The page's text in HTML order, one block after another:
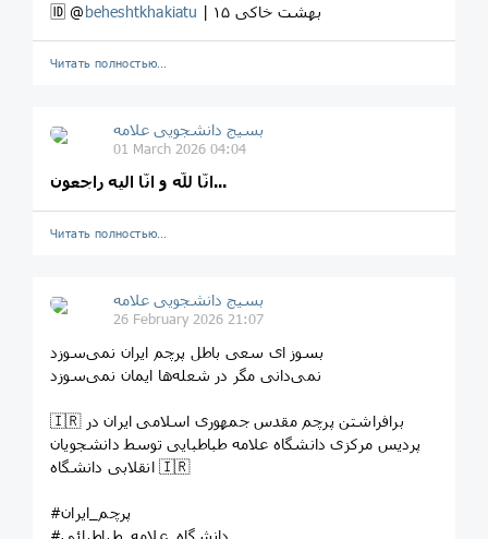
🆔 @beheshtkhakiatu | بهشت خاکی ۱۵
Читать полностью…
بسیج دانشجویی علامه
01 March 2026 04:04
انّا للّه و انّا الیه راجعون...
Читать полностью…
بسیج دانشجویی علامه
26 February 2026 21:07
بسوز ای سعی باطل پرچم ایران نمی‌سوزد
نمی‌دانی مگر در شعله‌ها ایمان نمی‌سوزد
🇮🇷 برافراشتن پرچم مقدس جمهوری اسلامی ایران در
پردیس مرکزی دانشگاه علامه طباطبایی توسط دانشجویان
انقلابی دانشگاه 🇮🇷
#پرچم_ایران
#دانشگاه_علامه_طباطبائی